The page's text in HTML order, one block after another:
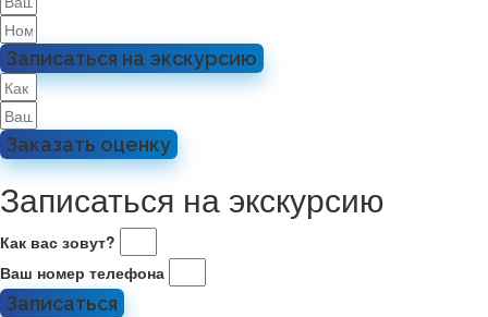
Записаться на экскурсию
Заказать оценку
Записаться на экскурсию
Как вас зовут?
Ваш номер телефона
Записаться